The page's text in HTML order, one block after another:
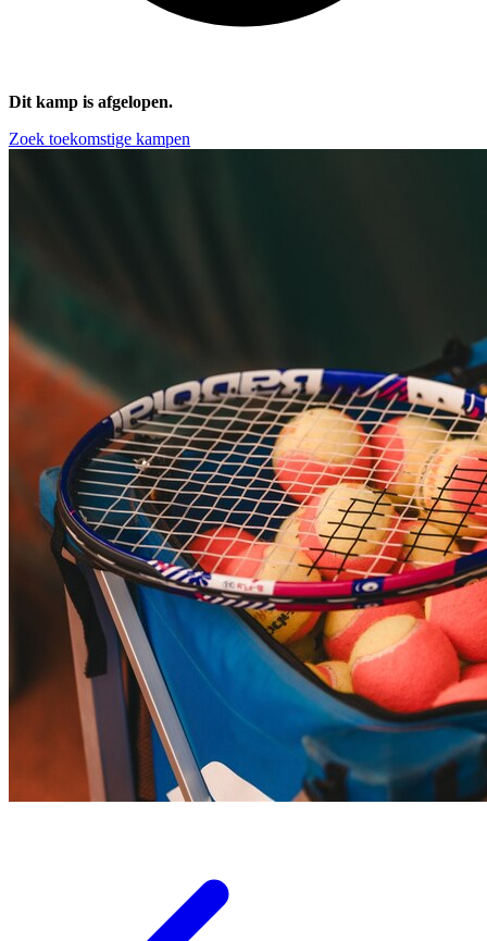
Dit kamp is afgelopen.
Zoek toekomstige kampen